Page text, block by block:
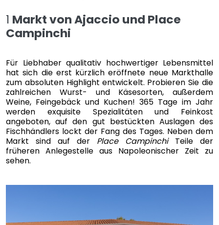
1 Markt von Ajaccio und Place
Campinchi
Für Liebhaber qualitativ hochwertiger Lebensmittel
hat sich die erst kürzlich eröffnete neue Markthalle
zum absoluten Highlight entwickelt. Probieren Sie die
zahlreichen Wurst- und Käsesorten, außerdem
Weine, Feingebäck und Kuchen! 365 Tage im Jahr
werden exquisite Spezialitäten und Feinkost
angeboten, auf den gut bestückten Auslagen des
Fischhändlers lockt der Fang des Tages. Neben dem
Markt sind auf der Place CampinchiTeile der
früheren Anlegestelle aus Napoleonischer Zeit zu
sehen.